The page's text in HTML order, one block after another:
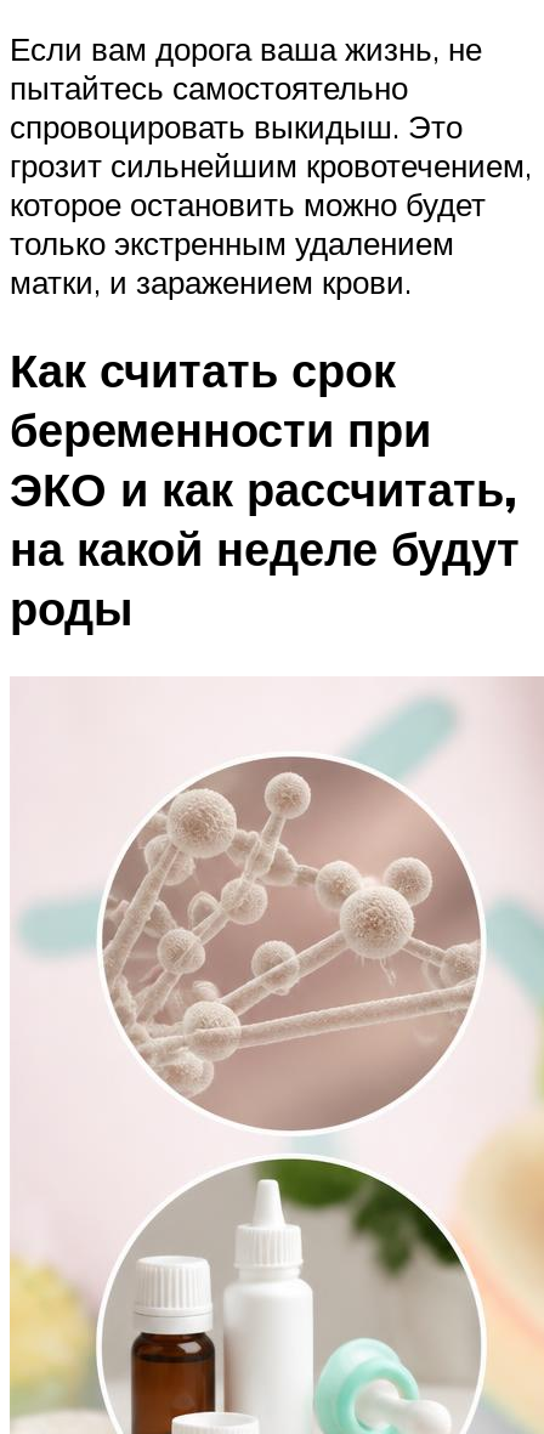
Если вам дорога ваша жизнь, не
пытайтесь самостоятельно
спровоцировать выкидыш. Это
грозит сильнейшим кровотечением,
которое остановить можно будет
только экстренным удалением
матки, и заражением крови.
Как считать срок
беременности при
ЭКО и как рассчитать,
на какой неделе будут
роды